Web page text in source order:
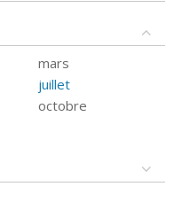
mars
juillet
octobre